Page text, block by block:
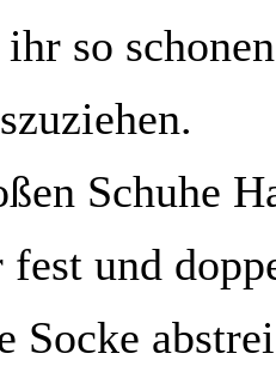
so
Schuhe
fest und
Socke